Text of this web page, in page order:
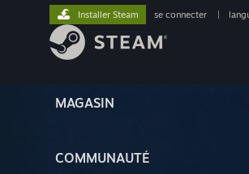
MAGASIN
COMMUNAUTÉ
Installer Steam se connecter